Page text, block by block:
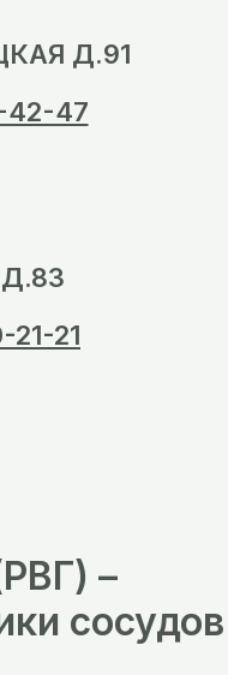
Д.91
42-47
21-21
–
сосудов